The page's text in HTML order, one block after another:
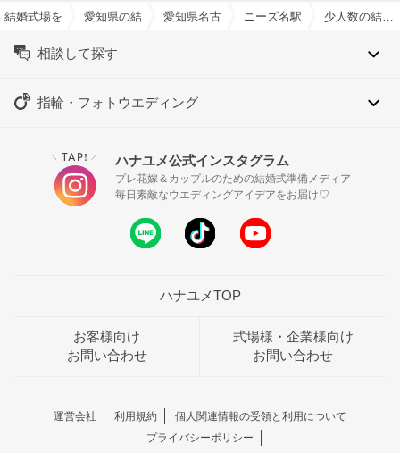
結婚式場を探すならハナユメ
愛知県の結婚式場一覧愛知県名古屋市の結婚式場一覧
ニーズ名駅 by T&G 少人数の結婚式特集
相談して探す
指輪・フォトウエディング
＼ TAP! ／ ハナユメ公式インスタグラム
プレ花嫁＆カップルのための結婚式準備メディア
毎日素敵なウエディングアイデアをお届け♡
ハナユメTOP
お客様向け
お問い合わせ
式場様・企業様向け
お問い合わせ
運営会社 利用規約
個人関連情報の受領と利用について
プライバシーポリシー